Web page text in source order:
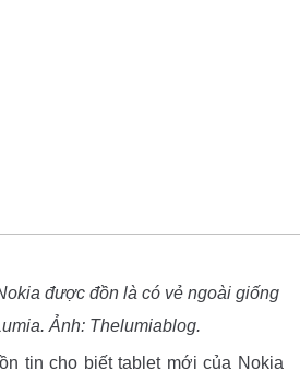
được đồn là có vẻ ngoài giống
Ảnh: Thelumiablog.
tin cho biết tablet mới của Nokia